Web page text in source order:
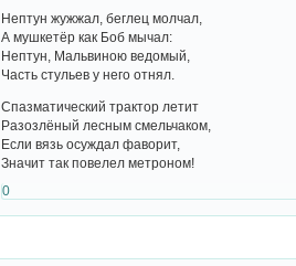
Нептун жужжал, беглец молчал,
А мушкетёр как Боб мычал:
Нептун, Мальвиною ведомый,
Часть стульев у него отнял.
Спазматический трактор летит
Разозлёный лесным смельчаком,
Если вязь осуждал фаворит,
Значит так повелел метроном!
0